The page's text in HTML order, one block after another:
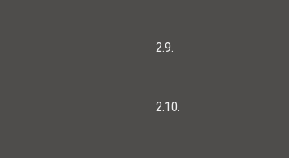
2.9.
2.10.